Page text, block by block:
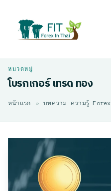
โบรกเกอร์ เทรด ทอง
หน้าแรก » บทความ ความรู้ Forex